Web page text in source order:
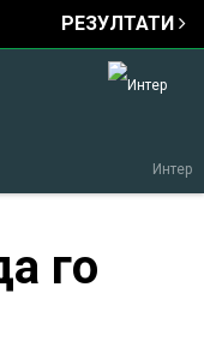
РЕЗУЛТАТИ
Интер
го